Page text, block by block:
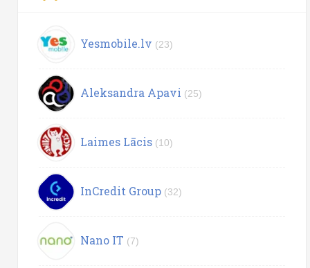
Yesmobile.lv (23)
Aleksandra Apavi (25)
Laimes Lācis (10)
InCredit Group (32)
Nano IT (7)